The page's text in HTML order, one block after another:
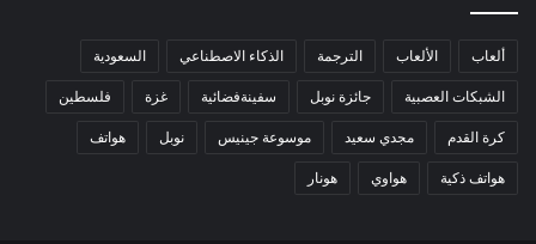
ألعاب الألعاب الترجمة الذكاء الاصطناعي السعودية
الشبكات العصبية جائزة نوبل سفينةفضائية غزة فلسطين
كرة القدم مجدي سعيد موسوعة جينيس نوبل هواتف
هواتف ذكية هواوي هونار